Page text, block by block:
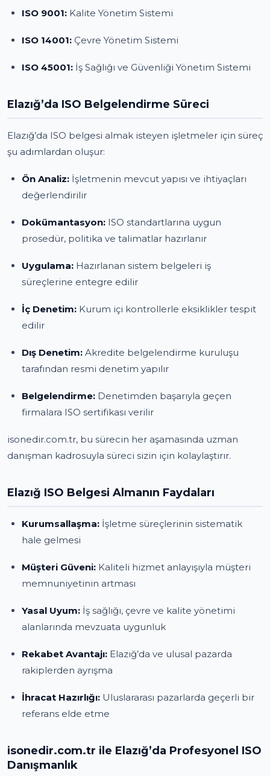
ISO 9001: Kalite Yönetim Sistemi
ISO 14001: Çevre Yönetim Sistemi
ISO 45001: İş Sağlığı ve Güvenliği Yönetim Sistemi
Elazığ’da ISO Belgelendirme Süreci
Elazığ’da ISO belgesi almak isteyen işletmeler için süreç
şu adımlardan oluşur:
Ön Analiz: İşletmenin mevcut yapısı ve ihtiyaçları
değerlendirilir
Dokümantasyon: ISO standartlarına uygun
prosedür, politika ve talimatlar hazırlanır
Uygulama: Hazırlanan sistem belgeleri iş
süreçlerine entegre edilir
İç Denetim: Kurum içi kontrollerle eksiklikler tespit
edilir
Dış Denetim: Akredite belgelendirme kuruluşu
tarafından resmi denetim yapılır
Belgelendirme: Denetimden başarıyla geçen
firmalara ISO sertifikası verilir
isonedir.com.tr, bu sürecin her aşamasında uzman
danışman kadrosuyla süreci sizin için kolaylaştırır.
Elazığ ISO Belgesi Almanın Faydaları
Kurumsallaşma: İşletme süreçlerinin sistematik
hale gelmesi
Müşteri Güveni: Kaliteli hizmet anlayışıyla müşteri
memnuniyetinin artması
Yasal Uyum: İş sağlığı, çevre ve kalite yönetimi
alanlarında mevzuata uygunluk
Rekabet Avantajı: Elazığ’da ve ulusal pazarda
rakiplerden ayrışma
İhracat Hazırlığı: Uluslararası pazarlarda geçerli bir
referans elde etme
isonedir.com.tr ile Elazığ’da Profesyonel ISO
Danışmanlık